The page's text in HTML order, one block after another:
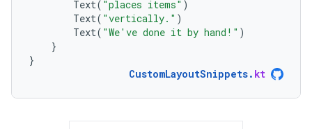
Text( "places items" )
Text( "vertically." )
Text( "We've done it by hand!" )
}
}
CustomLayoutSnippets. kt